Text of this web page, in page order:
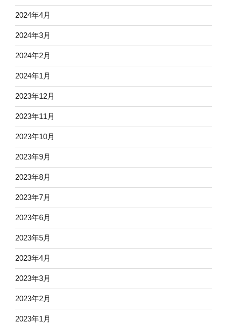
2024年4月
2024年3月
2024年2月
2024年1月
2023年12月
2023年11月
2023年10月
2023年9月
2023年8月
2023年7月
2023年6月
2023年5月
2023年4月
2023年3月
2023年2月
2023年1月